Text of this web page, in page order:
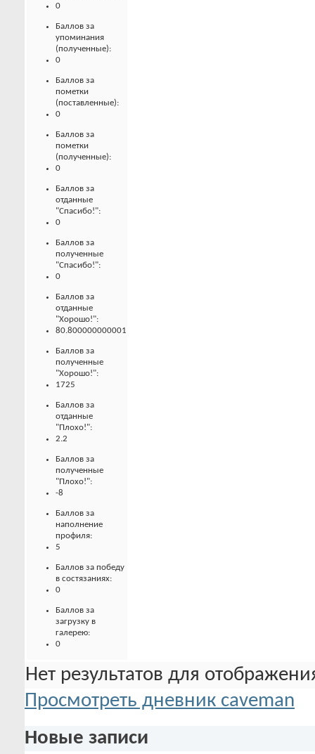
0
Баллов за
упоминания
(полученные):
0
Баллов за
пометки
(поставленные):
0
Баллов за
пометки
(полученные):
0
Баллов за
отданные
"Спасибо!":
0
Баллов за
полученные
"Спасибо!":
0
Баллов за
отданные
"Хорошо!":
80.800000000001
Баллов за
полученные
"Хорошо!":
1725
Баллов за
отданные
"Плохо!":
2.2
Баллов за
полученные
"Плохо!":
-8
Баллов за
наполнение
профиля:
5
Баллов за победу
в состязаниях:
0
Баллов за
загрузку в
галерею:
0
Нет результатов для
Просмотреть дневник caveman
Новые записи